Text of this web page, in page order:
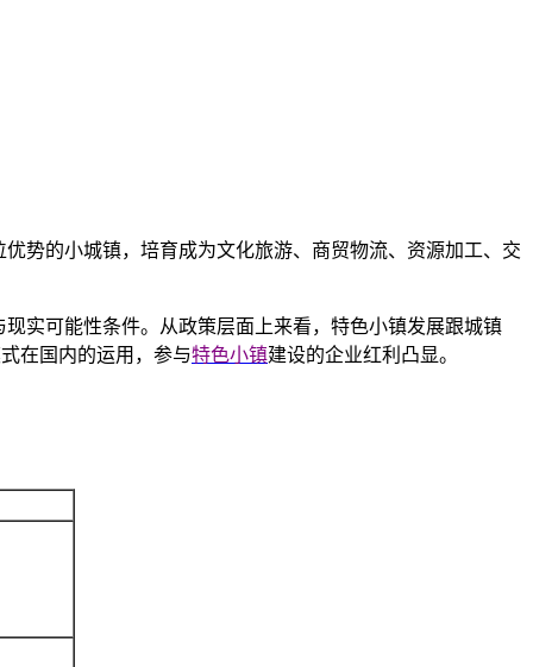
势的小城镇，培育成为文化旅游、商贸物流、资源加工、交
实可能性条件。从政策层面上来看，特色小镇发展跟城镇
在国内的运用，参与特色小镇建设的企业红利凸显。